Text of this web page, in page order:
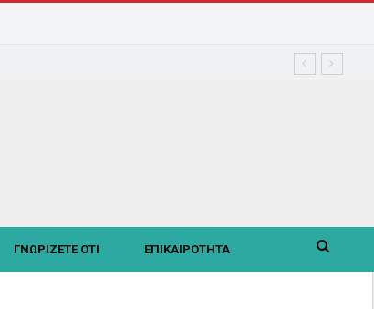
ΓΝΩΡΙΖΕΤΕ ΟΤΙ ΕΠΙΚΑΙΡΟΤΗΤΑ